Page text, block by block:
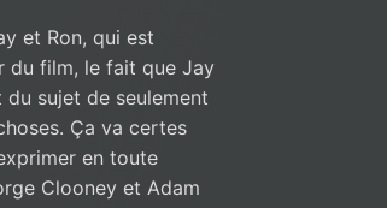
et Ron, qui est
du film, le fait que Jay
du sujet de seulement
Ça va certes
en toute
Clooney et Adam